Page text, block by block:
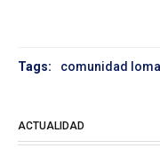
Tags: comunidad
ACTUALIDAD